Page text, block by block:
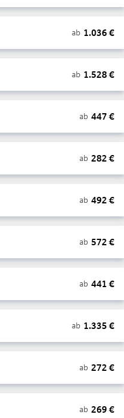
ab 1.036€
ab 1.528€
ab 447 €
ab 282 €
ab 492 €
ab 572 €
ab 441 €
ab 1.335 €
ab 272 €
ab 269€